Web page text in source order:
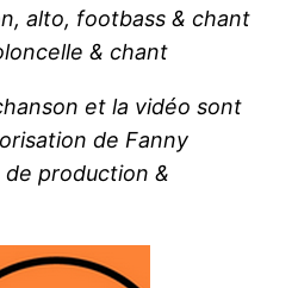
alto, footbass & chant
& chant
et la vidéo sont
de Fanny
production &